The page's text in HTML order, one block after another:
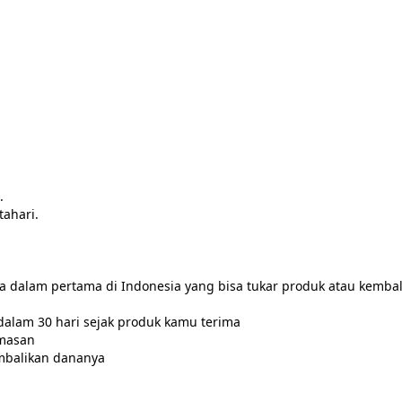
pertama di Indonesia yang bisa tukar produk atau
30 hari sejak produk kamu terima
dananya